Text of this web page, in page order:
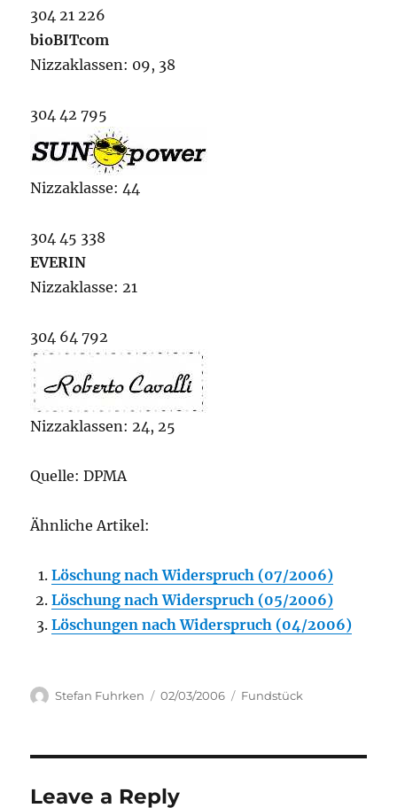
304 21 226
bioBITcom
Nizzaklassen: 09, 38
304 42 795
Nizzaklasse: 44
304 45 338
EVERIN
Nizzaklasse: 21
304 64 792
Nizzaklassen: 24, 25
Quelle: DPMA
Ähnliche Artikel:
Löschung nach Widerspruch (07/2006)
Löschung nach Widerspruch (05/2006)
Löschungen nach Widerspruch (04/2006)
Author
Stefan Fuhrken
Posted
02/03/2006 Categories
Fundstück
Leave a Reply